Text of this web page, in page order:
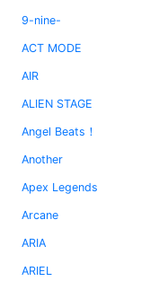
9-nine-
ACT MODE
AIR
ALIEN STAGE
Angel Beats！
Another
Apex Legends
Arcane
ARIA
ARIEL